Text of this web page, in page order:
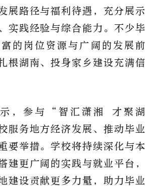
展路径与福利待遇，充分展示
实践经验与综合能力。不少毕
的岗位资源与广阔的发展前
根湖南、投身家乡建设充满信
，参与
“智汇潇湘 才聚湖
服务地方经济发展、推动毕业
要举措。学校将持续深化与本
建更广阔的实践与就业平台，
建设贡献更多力量，助力毕业